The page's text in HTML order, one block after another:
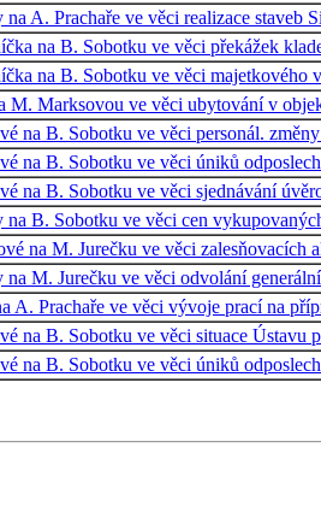
na A. Prachaře ve věci realizace staveb
na B. Sobotku ve věci překážek
na B. Sobotku ve věci majetkového
M. Marksovou ve věci ubytování v
na B. Sobotku ve věci personál.
na B. Sobotku ve věci úniků
na B. Sobotku ve věci sjednávání
na B. Sobotku ve věci cen
na M. Jurečku ve věci zalesňovacích
na M. Jurečku ve věci odvolání
A. Prachaře ve věci vývoje prací na
na B. Sobotku ve věci situace Ústavu
na B. Sobotku ve věci úniků